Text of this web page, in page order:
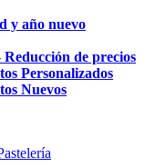
y año nuevo
de precios
Personalizados
Nuevos